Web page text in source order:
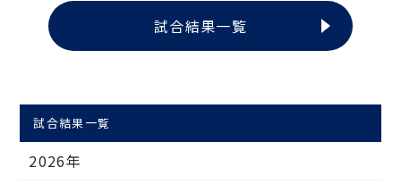
試合結果一覧
試合結果一覧
2026年